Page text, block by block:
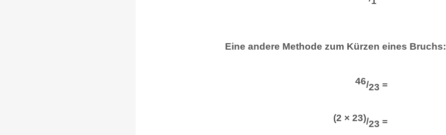
Eine andere Methode zum Kürzen eines Bruchs:
46/23 =
(2 × 23)/23 =